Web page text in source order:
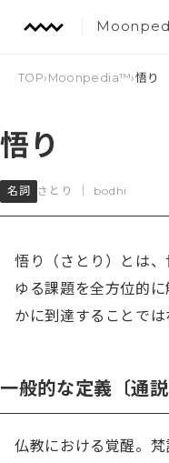
TOP› Moonpedia™›悟り
悟り
名詞 さとり bodhi
悟り（さとり）とは
ゆる課題を全方位的
かに到達することで
一般的な定義〔通説
仏教における覚醒。